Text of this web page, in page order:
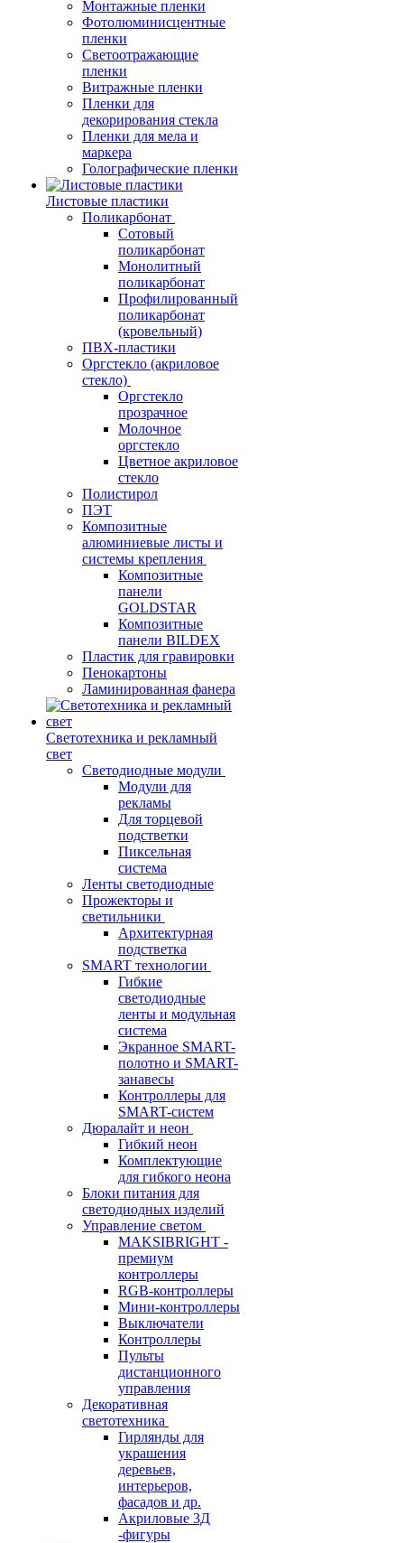
Монтажные пленки
Фотолюминисцентные
пленки
Светоотражающие
пленки
Витражные пленки
Пленки для
декорирования стекла
Пленки для мела и
маркера
Голографические пленки
Листовые пластики
Поликарбонат
Сотовый
поликарбонат
Монолитный
поликарбонат
Профилированный
поликарбонат
(кровельный)
ПВХ-пластики
Оргстекло (акриловое
стекло)
Оргстекло
прозрачное
Молочное
оргстекло
Цветное акриловое
стекло
Полистирол
ПЭТ
Композитные
алюминиевые листы и
системы крепления
Композитные
панели
GOLDSTAR
Композитные
панели BILDEX
Пластик для гравировки
Пенокартоны
Ламинированная фанера
Светотехника и рекламный
свет
Светодиодные модули
Модули для
рекламы
Для торцевой
подстветки
Пиксельная
система
Ленты светодиодные
Прожекторы и
светильники
Архитектурная
подстветка
SMART технологии
Гибкие
светодиодные
ленты и модульная
система
Экранное SMART-
полотно и SMART-
занавесы
Контроллеры для
SMART-систем
Дюралайт и неон
Гибкий неон
Комплектующие
для гибкого неона
Блоки питания для
светодиодных изделий
Управление светом
MAKSIBRIGHT -
премиум
контроллеры
RGB-контроллеры
Мини-контроллеры
Выключатели
Контроллеры
Пульты
дистанционного
управления
Декоративная
светотехника
Гирлянды для
украшения
деревьев,
интерьеров,
фасадов и др.
Акриловые 3Д
-фигуры